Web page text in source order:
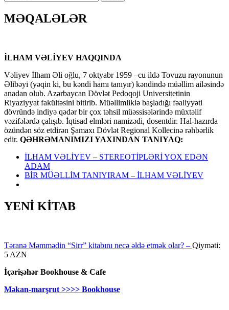
MƏQALƏLƏR
İLHAM VƏLİYEV HAQQINDA
Vəliyev İlham Əli oğlu, 7 oktyabr 1959 –cu ildə Tovuzu rayonunun
Əlibəyi (yəqin ki, bu kəndi hamı tanıyır) kəndində müəllim ailəsində
anadan olub. Azərbaycan Dövlət Pedoqoji Universitetinin
Riyaziyyat fakültəsini bitirib. Müəllimliklə başladığı fəaliyyəti
dövründə indiyə qədər bir çox təhsil müəssisələrində müxtəlif
vəzifələrdə çalışıb. İqtisad elmləri namizədi, dosentdir. Hal-hazırda
özündən söz etdirən Şamaxı Dövlət Regional Kollecinə rəhbərlik
edir. QƏHRƏMANIMIZI YAXINDAN TANIYAQ:
İLHAM VƏLİYEV – STEREOTİPLƏRİ YOX EDƏN
ADAM
BİR MÜƏLLİM TANIYIRAM – İLHAM VƏLİYEV
YENİ KİTAB
Təranə Məmmədin “Sirr” kitabını necə əldə etmək olar? – Qiyməti:
5 AZN
İçərişəhər Bookhouse & Cafe
Məkan-marşrut >>>> Bookhouse